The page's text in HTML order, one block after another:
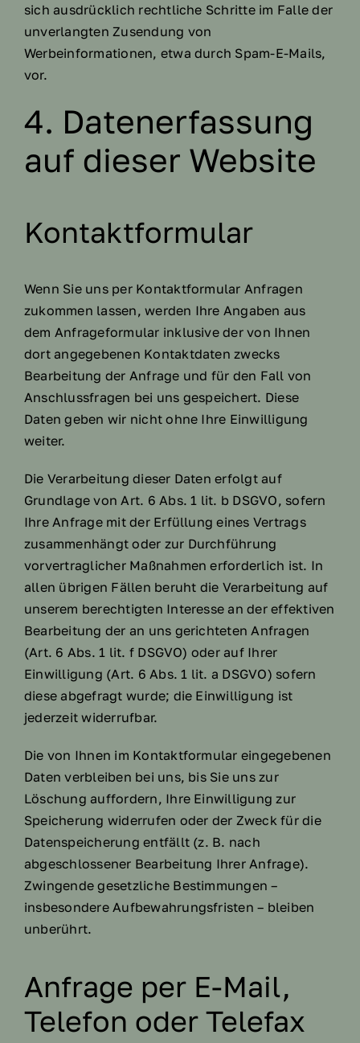
sich ausdrücklich rechtliche Schritte im Falle der
unverlangten Zusendung von
Werbeinformationen, etwa durch Spam-E-Mails,
vor.
4. Datenerfassung
auf dieser Website
Kontaktformular
Wenn Sie uns per Kontaktformular Anfragen
zukommen lassen, werden Ihre Angaben aus
dem Anfrageformular inklusive der von Ihnen
dort angegebenen Kontaktdaten zwecks
Bearbeitung der Anfrage und für den Fall von
Anschlussfragen bei uns gespeichert. Diese
Daten geben wir nicht ohne Ihre Einwilligung
weiter.
Die Verarbeitung dieser Daten erfolgt auf
Grundlage von Art. 6 Abs. 1 lit. b DSGVO, sofern
Ihre Anfrage mit der Erfüllung eines Vertrags
zusammenhängt oder zur Durchführung
vorvertraglicher Maßnahmen erforderlich ist. In
allen übrigen Fällen beruht die Verarbeitung auf
unserem berechtigten Interesse an der effektiven
Bearbeitung der an uns gerichteten Anfragen
(Art. 6 Abs. 1 lit. f DSGVO) oder auf Ihrer
Einwilligung (Art. 6 Abs. 1 lit. a DSGVO) sofern
diese abgefragt wurde; die Einwilligung ist
jederzeit widerrufbar.
Die von Ihnen im Kontaktformular eingegebenen
Daten verbleiben bei uns, bis Sie uns zur
Löschung auffordern, Ihre Einwilligung zur
Speicherung widerrufen oder der Zweck für die
Datenspeicherung entfällt (z. B. nach
abgeschlossener Bearbeitung Ihrer Anfrage).
Zwingende gesetzliche Bestimmungen –
insbesondere Aufbewahrungsfristen – bleiben
unberührt.
Anfrage per E-Mail,
Telefon oder Telefax